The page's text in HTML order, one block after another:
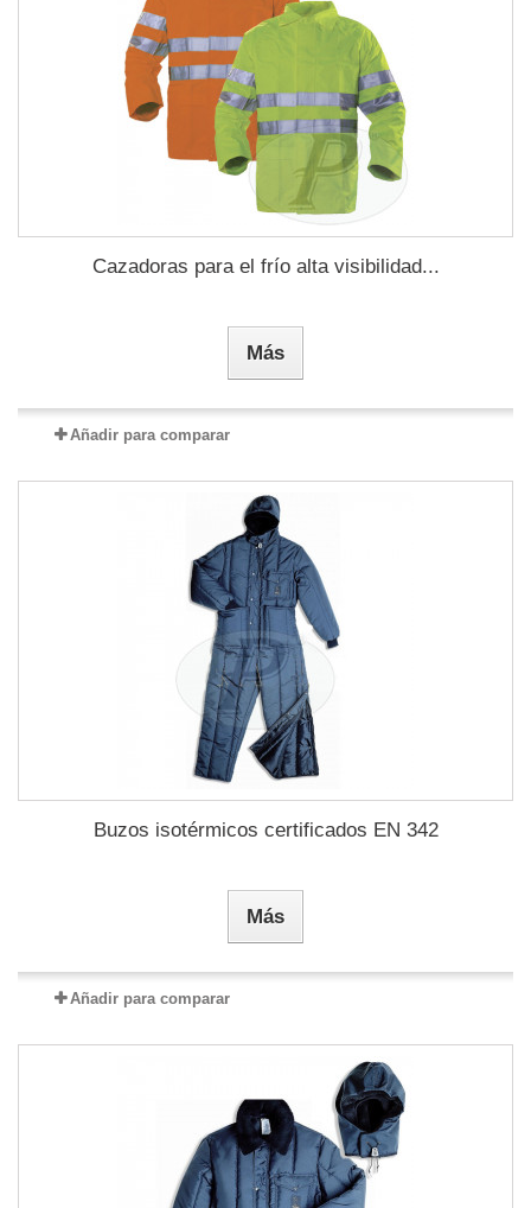
Cazadoras para el frío alta visibilidad...
Más
Añadir para comparar
Buzos isotérmicos certificados EN 342
Más
Añadir para comparar